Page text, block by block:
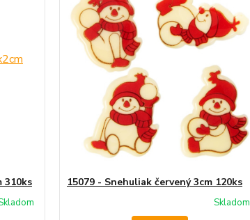
310ks 15079 - Snehuliak červený 3cm 120ks
Skladom